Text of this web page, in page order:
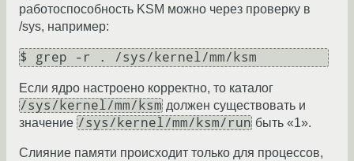
работоспособность KSM можно через проверку в
/sys, например:
Если ядро настроено корректно, то каталог
/sys/kernel/mm/ksm должен существовать и
значение /sys/kernel/mm/ksm/run быть «1».
Слияние памяти происходит только для процессов,